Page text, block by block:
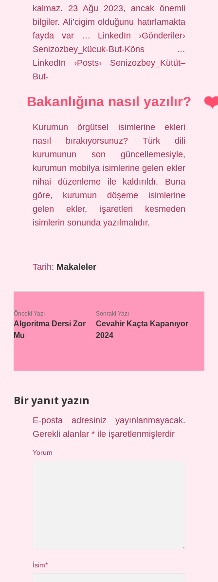
kalmaz. 23 Ağu 2023, ancak önemli
bilgiler. Ali’cigim olduğunu hatırlamakta
fayda var … LinkedIn ›Gönderiler›
Senizozbey_kücuk-But-Köns …
LinkedIn ›Posts› Senizozbey_Kütüt–
But-
Bakanlığına nasıl yazılır?
Kurumun örgütsel isimlerine ekleri
nasıl bırakıyorsunuz? Türk dili
kurumunun son güncellemesiyle,
kurumun mobilya isimlerine gelen ekler
nihai düzenleme ile kaldırıldı. Buna
göre, kurumun döşeme isimlerine
gelen ekler, işaretleri kesmeden
isimlerin sonunda yazılmalıdır.
Tarih: Makaleler
Önceki Yazı
Algoritma Dersi Zor
Mu
Sonraki Yazı
Cevahir Kaçta Kapanıyor
2024
Bir yanıt yazın
E-posta adresiniz yayınlanmayacak.
Gerekli alanlar* ile işaretlenmişlerdir
Yorum
İsim*